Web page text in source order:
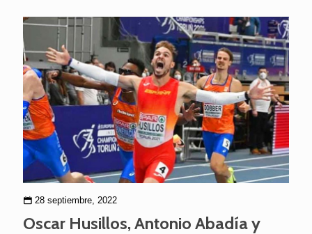
28 septiembre, 2022
Oscar Husillos, Antonio Abadía y